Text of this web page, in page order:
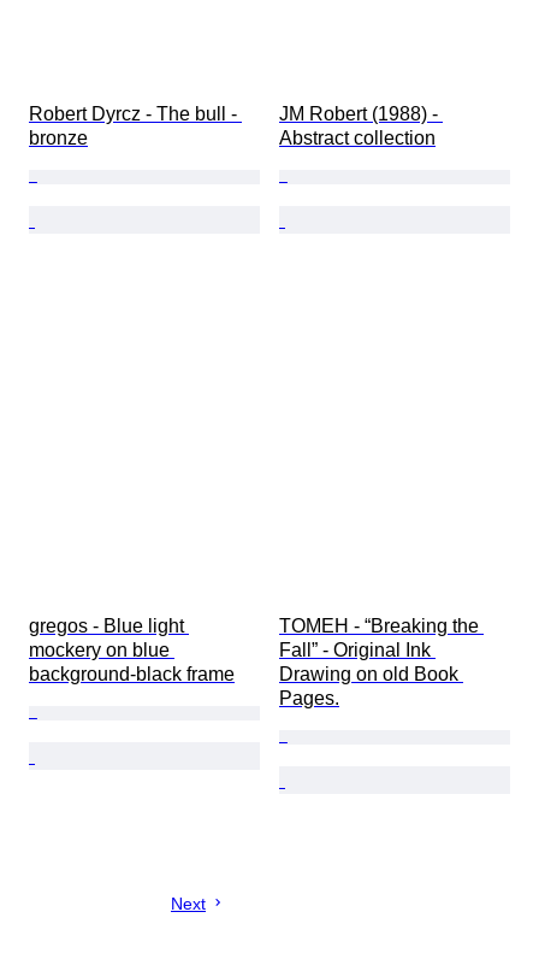
Robert Dyrcz - The bull -
bronze
JM Robert (1988) -
Abstract collection
gregos - Blue light
mockery on blue
background-black frame
TOMEH - “Breaking the
Fall” - Original Ink
Drawing on old Book
Pages.
Next